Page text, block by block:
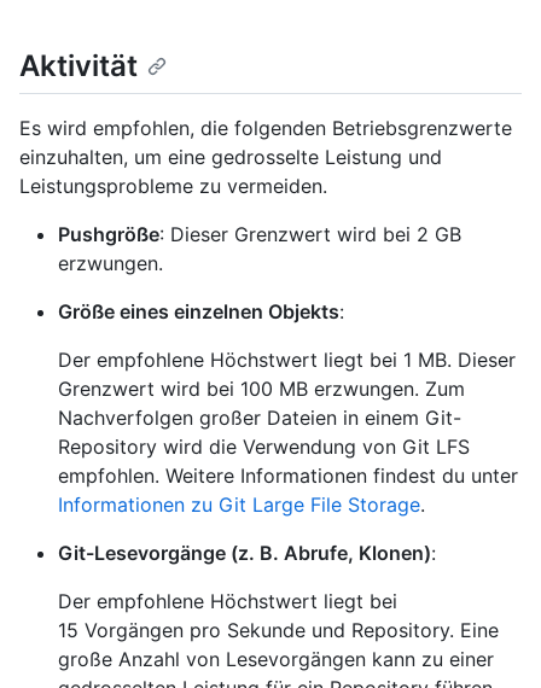
Aktivität
Es wird empfohlen, die folgenden Betriebsgrenzwerte
einzuhalten, um eine gedrosselte Leistung und
Leistungsprobleme zu vermeiden.
Pushgröße: Dieser Grenzwert wird bei 2 GB
erzwungen.
Größe eines einzelnen Objekts:
Der empfohlene Höchstwert liegt bei 1 MB. Dieser
Grenzwert wird bei 100 MB erzwungen. Zum
Nachverfolgen großer Dateien in einem Git-
Repository wird die Verwendung von Git LFS
empfohlen. Weitere Informationen findest du unter
Informationen zu Git Large File Storage.
Git-Lesevorgänge (z. B. Abrufe, Klonen):
Der empfohlene Höchstwert liegt bei
15 Vorgängen pro Sekunde und Repository. Eine
große Anzahl von Lesevorgängen kann zu einer